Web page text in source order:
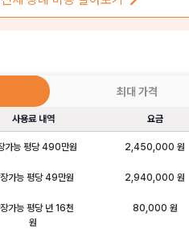
최대 가격
사용료 내역 요금
가능 평당 490만원 2,450,000 원
가능 평당 49만원 2,940,000 원
가능 평당 년 16천
원
80,000 원